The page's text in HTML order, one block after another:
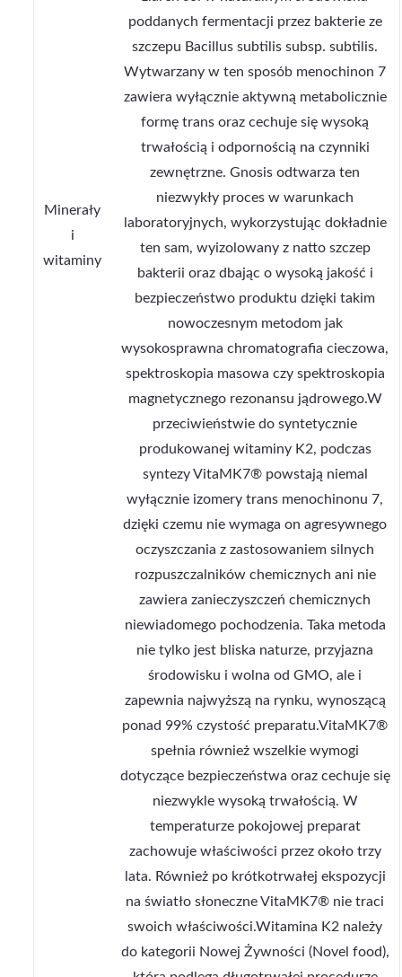
Minerały
i
witaminy
poddanych fermentacji przez bakterie ze
szczepu Bacillus subtilis subsp. subtilis.
Wytwarzany w ten sposób menochinon 7
zawiera wyłącznie aktywną metabolicznie
formę trans oraz cechuje się wysoką
trwałością i odpornością na czynniki
zewnętrzne. Gnosis odtwarza ten
niezwykły proces w warunkach
laboratoryjnych, wykorzystując dokładnie
ten sam, wyizolowany z natto szczep
bakterii oraz dbając o wysoką jakość i
bezpieczeństwo produktu dzięki takim
nowoczesnym metodom jak
wysokosprawna chromatografia cieczowa,
spektroskopia masowa czy spektroskopia
magnetycznego rezonansu jądrowego.W
przeciwieństwie do syntetycznie
produkowanej witaminy K2, podczas
syntezy VitaMK7® powstają niemal
wyłącznie izomery trans menochinonu 7,
dzięki czemu nie wymaga on agresywnego
oczyszczania z zastosowaniem silnych
rozpuszczalników chemicznych ani nie
zawiera zanieczyszczeń chemicznych
niewiadomego pochodzenia. Taka metoda
nie tylko jest bliska naturze, przyjazna
środowisku i wolna od GMO, ale i
zapewnia najwyższą na rynku, wynoszącą
ponad 99% czystość preparatu.VitaMK7®
spełnia również wszelkie wymogi
dotyczące bezpieczeństwa oraz cechuje się
niezwykle wysoką trwałością. W
temperaturze pokojowej preparat
zachowuje właściwości przez około trzy
lata. Również po krótkotrwałej ekspozycji
na światło słoneczne VitaMK7® nie traci
swoich właściwości.Witamina K2 należy
do kategorii Nowej Żywności (Novel food),